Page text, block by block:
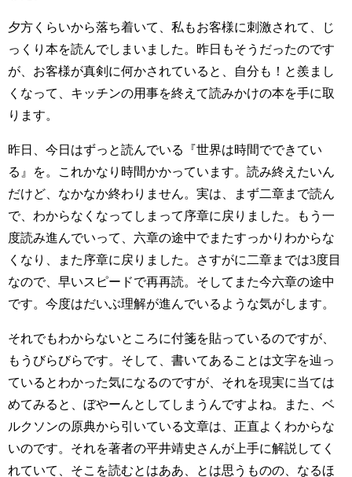
夕方くらいから落ち着いて、私もお客様に刺激されて、じ
っくり本を読んでしまいました。昨日もそうだったのです
が、お客様が真剣に何かされていると、自分も！と羨まし
くなって、キッチンの用事を終えて読みかけの本を手に取
ります。
昨日、今日はずっと読んでいる『世界は時間でできてい
る』を。これかなり時間かかっています。読み終えたいん
だけど、なかなか終わりません。実は、まず二章まで読ん
で、わからなくなってしまって序章に戻りました。もう一
度読み進んでいって、六章の途中でまたすっかりわからな
くなり、また序章に戻りました。さすがに二章までは3度目
なので、早いスピードで再再読。そしてまた今六章の途中
です。今度はだいぶ理解が進んでいるような気がします。
それでもわからないところに付箋を貼っているのですが、
もうびらびらです。そして、書いてあることは文字を辿っ
ているとわかった気になるのですが、それを現実に当ては
めてみると、ぼやーんとしてしまうんですよね。また、ベ
ルクソンの原典から引いている文章は、正直よくわからな
いのです。それを著者の平井靖史さんが上手に解説してく
れていて、そこを読むとはああ、とは思うものの、なるほ